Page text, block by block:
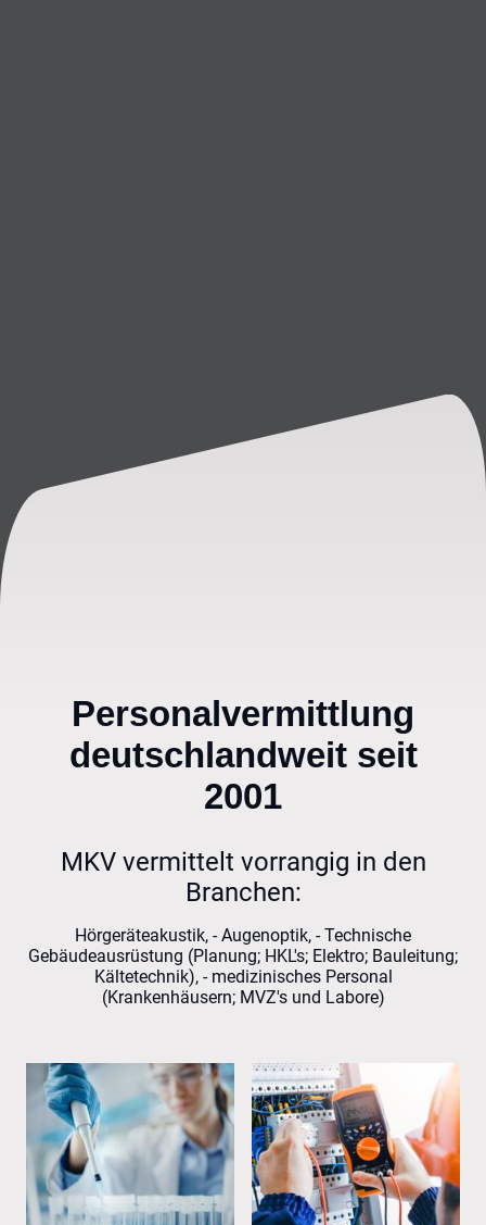
Personalvermittlung
deutschlandweit seit
2001
MKV vermittelt vorrangig in den
Branchen:
Hörgeräteakustik, - Augenoptik, - Technische
Gebäudeausrüstung (Planung; HKL's; Elektro; Bauleitung;
Kältetechnik), - medizinisches Personal
(Krankenhäusern; MVZ's und Labore)